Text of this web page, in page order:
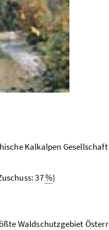
Kalkalpen Gesellschaft
37%)
Waldschutzgebiet